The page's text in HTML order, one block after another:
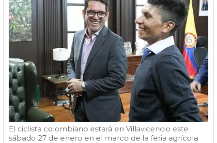
El ciclista colombiano estará en Villavicencio este
sábado 27 de enero en el marco de la feria agrícola